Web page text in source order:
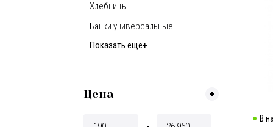
Хлебницы
Банки универсальные
Показать еще
Цена
В